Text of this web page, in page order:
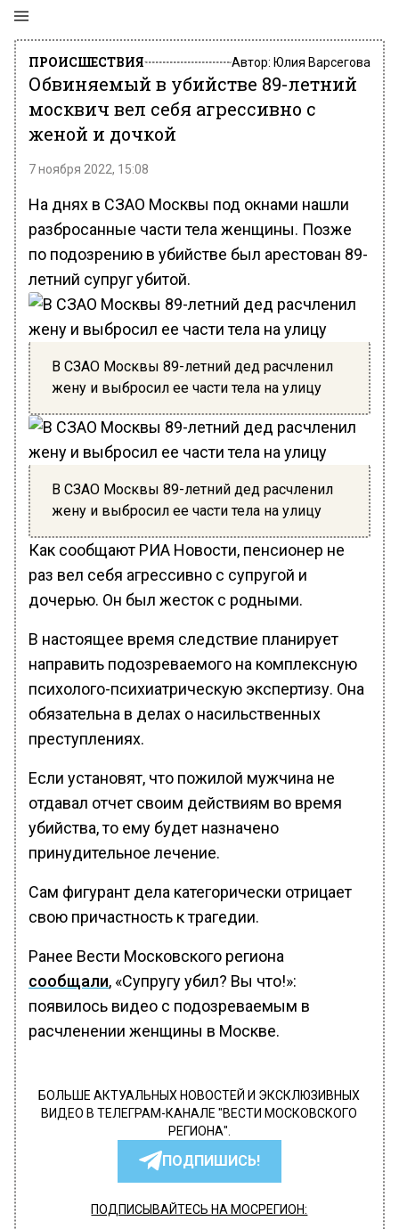
ПРОИСШЕСТВИЯ Автор: Юлия Варсегова
Обвиняемый в убийстве 89-летний
москвич вел себя агрессивно с
женой и дочкой
7 ноября 2022, 15:08
На днях в СЗАО Москвы под окнами нашли
разбросанные части тела женщины. Позже
по подозрению в убийстве был арестован 89-
летний супруг убитой.
В СЗАО Москвы 89-летний дед расчленил
жену и выбросил ее части тела на улицу
В СЗАО Москвы 89-летний дед расчленил
жену и выбросил ее части тела на улицу
Как сообщают РИА Новости, пенсионер не
раз вел себя агрессивно с супругой и
дочерью. Он был жесток с родными.
В настоящее время следствие планирует
направить подозреваемого на комплексную
психолого-психиатрическую экспертизу. Она
обязательна в делах о насильственных
преступлениях.
Если установят, что пожилой мужчина не
отдавал отчет своим действиям во время
убийства, то ему будет назначено
принудительное лечение.
Сам фигурант дела категорически отрицает
свою причастность к трагедии.
Ранее Вести Московского региона
сообщали, «Супругу убил? Вы что!»:
появилось видео с подозреваемым в
расчленении женщины в Москве.
БОЛЬШЕ АКТУАЛЬНЫХ НОВОСТЕЙ И ЭКСКЛЮЗИВНЫХ
ВИДЕО В ТЕЛЕГРАМ-КАНАЛЕ "ВЕСТИ МОСКОВСКОГО
РЕГИОНА".
ПОДПИШИСЬ!
ПОДПИСЫВАЙТЕСЬ НА МОСРЕГИОН: